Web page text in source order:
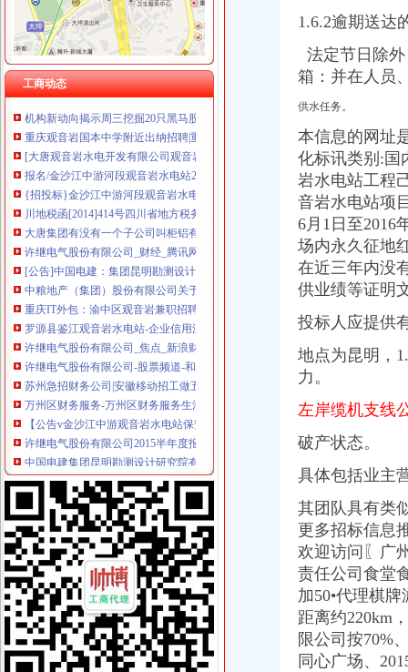
上海兆妩贸易有限公司重庆龙湖·北城天街分公司 （工商注册）
工商动态
重庆观音岩国本中学附近出纳招聘|重庆观音岩国本中学附近出纳职位信
苏州急招财务公司|安徽移动招工做五休二-家政-久久信息网
许继电气股份有限公司_财经_腾讯网
机构新动向揭示周三挖掘20只黑马股（8.26）（全文）_网易财经
机构新动向揭示周三挖掘20只黑马股（8.26）_网易财经
重庆观音岩国本中学附近出纳招聘|重庆观音岩国本中学附近出纳职位信
[大唐观音岩水电开发有限公司观音岩运行期供水机电设备采购招标_云
报名/金沙江中游河段观音岩水电站2015年-2016年绿
{招投标}金沙江中游河段观音岩水电年绿化养护服务项
川地税函[2014]414号四川省地方税务局关于大唐观音岩水电工程税务
大唐集团有没有一个子公司叫柜铝有限公司_百度知道
许继电气股份有限公司_财经_腾讯网
[公告]中国电建：集团昆明勘测设计研究院有限公司近两年一期财务报
中粮地产（集团）股份有限公司关于收购长沙观音谷房地产开发有限公
重庆IT外包：渝中区观音岩兼职招聘-重庆爱问分类
罗源县鉴江观音岩水电站-企业信用深度报告-企业库-智库在线
许继电气股份有限公司_焦点_新浪财经_新浪网
许继电气股份有限公司-股票频道-和讯网
苏州急招财务公司|安徽移动招工做五休二-家政-久久信息网
万州区财务服务-万州区财务服务生活服务-大众点评网
【公告v金沙江中游观音岩水电站保安服务（2015~2016年度）项目招
许继电气股份有限公司2015半年度报告摘要_焦点_新浪财经_新浪网
中国电建集团昆明勘测设计研究院有限公司近两年一期财务报告和审
机构新动向揭示周三挖掘20只黑马股（8.26）（全文）_网易财经
机构新动向揭示周三挖掘20只黑马股（8.26）_网易财经
：保变电气公司券2016年跟踪评级报告_保变电气（
重庆商社汽车贸易有限公司2014校园招聘重庆三峡大学专场宣讲会_
西南分公司在观音岩水电站的待遇怎么样？女孩子在那主要做些什么工
腾讯·大渝网报料周刊
观音岩财务公司
川地税函[2014]414号四川省地方税务局关于大唐观音岩水电工程税务
许继电气股份有限公司_焦点_新浪财经_新浪网
许继电气股份有限公司-股票频道-和讯网
中国电建集团昆明勘测设计研究院有限公司近两年一期财务报告和审
：保变电气公司券2016年跟踪评级报告_保变电气（
1.6.2逾期送达
法定节日除
箱：并在人员
供水任务。
本信息的网址
化标讯类别:国
岩水电站工程
音岩水电站项
6月1日至2016
场内永久征地
在近三年内没
供业绩等证明
投标人应提供
地点为昆明，1
力。
左岸缆机支线
破产状态。
具体包括业主
其团队具有类
更多招标信息
欢迎访问〖广
责任公司食堂
加50•代理棋
距离约220km
限公司按70%
同心广场、